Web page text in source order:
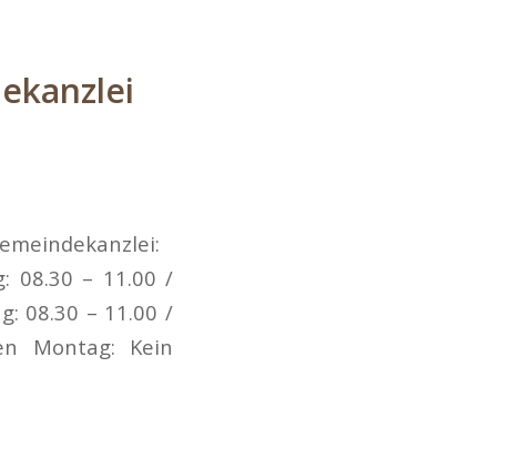
08.30 – 11.00 /
08.30 – 11.00 /
Montag: Kein